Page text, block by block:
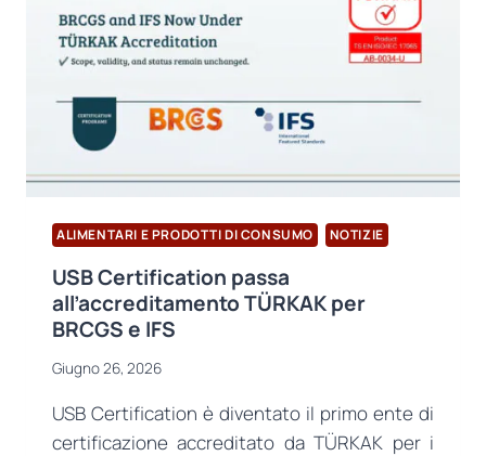
ALIMENTARE:
PUBBLICATA
LA
PAS
96:2026
SICUREZZA
ALIMENTARI E PRODOTTI DI CONSUMO NOTIZIE
USB Certification passa
all’accreditamento TÜRKAK per
BRCGS e IFS
Giugno 26, 2026
USB Certification è diventato il primo ente di
certificazione accreditato da TÜRKAK per i